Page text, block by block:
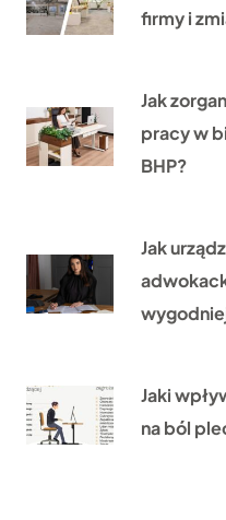
firmy i
Jak
pracy w
BHP?
Jak
Jaki
na ból